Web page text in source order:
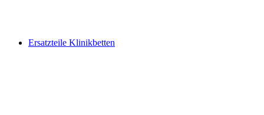
Ersatzteile Klinikbetten